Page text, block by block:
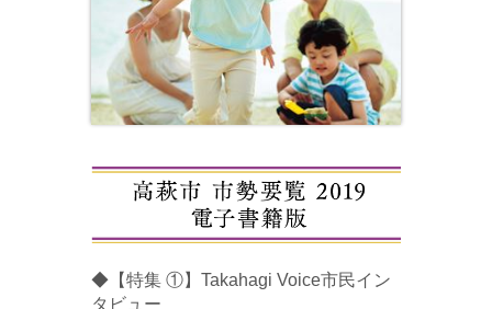
◆【特集 ①】Takahagi Voice市民イン
タビュー